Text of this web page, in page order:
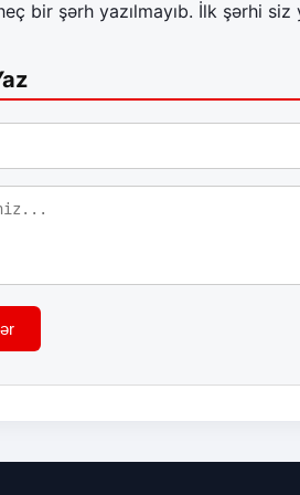
bir şərh yazılmayıb. İlk şərhi siz